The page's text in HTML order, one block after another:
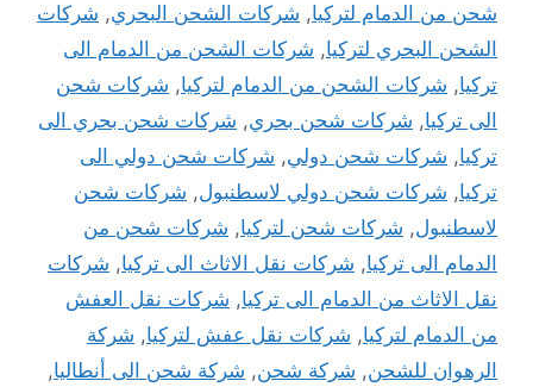
شحن من الدمام لتركيا, شركات الشحن البحري, شركات
الشحن البحري لتركيا, شركات الشحن من الدمام الى
تركيا, شركات الشحن من الدمام لتركيا, شركات شحن
الى تركيا, شركات شحن بحري, شركات شحن بحري الى
تركيا, شركات شحن دولي, شركات شحن دولي الى
تركيا, شركات شحن دولي لاسطنبول, شركات شحن
لاسطنبول, شركات شحن لتركيا, شركات شحن من
الدمام الى تركيا, شركات نقل الاثاث الى تركيا, شركات
نقل الاثاث من الدمام الى تركيا, شركات نقل العفش
من الدمام لتركيا, شركات نقل عفش لتركيا, شركة
الرهوان للشحن, شركة شحن, شركة شحن الى أنطاليا,